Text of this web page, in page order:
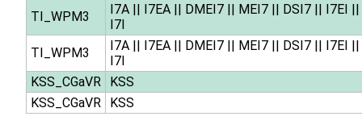
TI_WPM3
I7A|| I7EA|| DMEI7|| MEI7|| DSI7|| I7EI ||
I7I
TI_WPM3
I7A|| I7EA|| DMEI7|| MEI7|| DSI7|| I7EI ||
I7I
KSS_CGaVR
KSS
KSS_CGaVR
KSS